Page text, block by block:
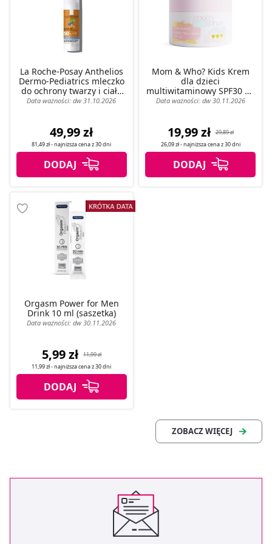
pozyskiwanie od Ciebie danych, które nie są niezbędne
dla funkcjonowania Strony. Będzie się to jednak wiązało
z brakiem dostępu do wszystkich funkcjonalności
La Roche-Posay Anthelios
Dermo-Pediatrics mleczko
do ochrony twarzy i ciała
SPF50, 50 ml
Data ważności: dw 31.10.2026
49,99 zł
81,49 zł- najniższa cena z30 dni
Mom & Who? Kids Krem
dla dzieci
multiwitaminowy SPF30 50
ml
Data ważności: dw 30.11.2026
19,99 zł
29,89 zł
26,09 zł- najniższa cena z30 dni
Orgasm Power for Men
Drink 10 ml (saszetka)
Data ważności: dw 30.11.2026
5,99 zł
11,99 zł
11,99 zł- najniższa cena z30 dni